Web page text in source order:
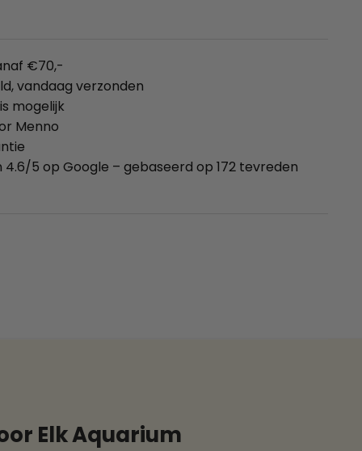
€70,-
vandaag verzonden
mogelijk
Menno
5 op Google – gebaseerd op 172 tevreden
Elk Aquarium